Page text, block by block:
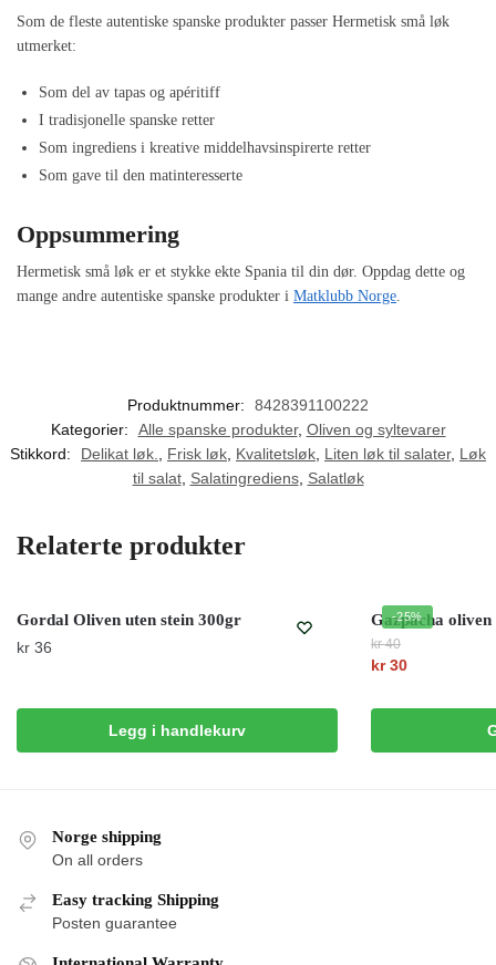
Som de fleste autentiske spanske produkter passer Hermetisk små løk
utmerket:
Som del av tapas og apéritiff
I tradisjonelle spanske retter
Som ingrediens i kreative middelhavsinspirerte retter
Som gave til den matinteresserte
Oppsummering
Hermetisk små løk er et stykke ekte Spania til din dør. Oppdag dette og
mange andre autentiske spanske produkter i Matklubb Norge.
Produktnummer:
8428391100222
Kategorier:
Alle spanske produkter, Oliven og syltevarer
Stikkord:
Delikat løk. Frisk løk Kvalitetsløk Liten løk til salater, Løk
til salat, Salatingrediens, Salatløk
Relaterte produkter
Gordal Oliven uten stein 300gr
kr 36
Legg i handlekurv
-25%
Gazpacha
kr40
Opprinnelig
var:
kr30
pris
Norge shipping
On all orders
Easy tracking Shipping
Posten guarantee